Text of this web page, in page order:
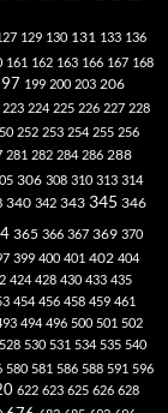
129 130 131 133 136
161 162 163 166 167 168
199 200 203 206
223 224 225 226 227 228
252 253 254 255 256
281 282 284 286 288
306 308 310 313 314
340 342 343 345 346
365 366 367 369 370
399 400 401 402 404
424 428 430 433 435
454 456 458 459 461
494 496 500 501 502
528 530 531 534 535 540
580 581 586 588 591 596
622 623 625 626 628